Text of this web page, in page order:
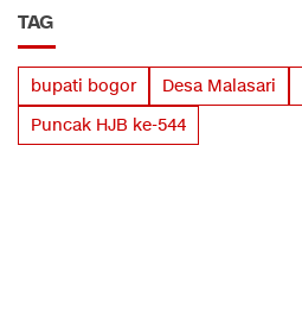
TAG
bupati bogor Desa Malasari
Puncak HJB ke-544